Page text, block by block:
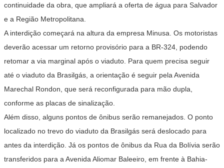
continuidade da obra, que ampliará a oferta de água para Salvador
e a Região Metropolitana.
A interdição começará na altura da empresa Minusa. Os motoristas
deverão acessar um retorno provisório para a BR-324, podendo
retomar a via marginal após o viaduto. Para quem precisa seguir
até o viaduto da Brasilgás, a orientação é seguir pela Avenida
Marechal Rondon, que será reconfigurada para mão dupla,
conforme as placas de sinalização.
Além disso, alguns pontos de ônibus serão remanejados. O ponto
localizado no trevo do viaduto da Brasilgás será deslocado para
antes da interdição. Já os pontos de ônibus da Rua da Bolívia serão
transferidos para a Avenida Aliomar Baleeiro, em frente à Bahia-